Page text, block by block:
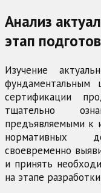
Анализ
этап
Изучение
сертификации
тщательно
предъявляемыми к
нормативных
своевременно
и принять
на этапе